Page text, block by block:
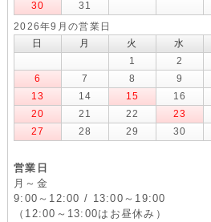
30
31
2026年9月の営業日
日
月 火 水
1
2
6
7 8 9
13
14 15 16
20
21 22 23
27
28 29 30
営業日
月～金
9:00～12:00 / 13:00～19:00
（12:00～13:00はお昼休み）